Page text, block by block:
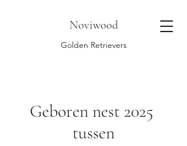
Noviwood
Golden Retrievers
Geboren nest 2025
tussen